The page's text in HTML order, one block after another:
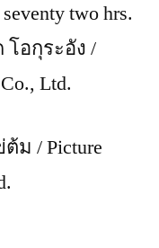
two hrs.
อกุระอัง /
Ltd.
ม / Picture